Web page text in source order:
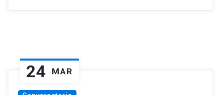
24 MAR